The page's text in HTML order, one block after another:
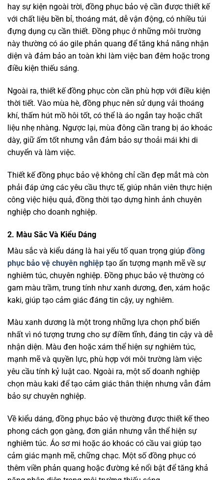
hay sự kiện ngoài trời, đồng phục bảo vệ cần được thiết kế
với chất liệu bền bỉ, thoáng mát, dễ vận động, có nhiều túi
đựng dụng cụ cần thiết. Đồng phục ở những môi trường
này thường có áo gile phản quang để tăng khả năng nhận
diện và đảm bảo an toàn khi làm việc ban đêm hoặc trong
điều kiện thiếu sáng.
Ngoài ra, thiết kế đồng phục còn cần phù hợp với điều kiện
thời tiết. Vào mùa hè, đồng phục nên sử dụng vải thoáng
khí, thấm hút mồ hôi tốt, có thể là áo ngắn tay hoặc chất
liệu nhẹ nhàng. Ngược lại, mùa đông cần trang bị áo khoác
dày, giữ ấm tốt nhưng vẫn đảm bảo sự thoải mái khi di
chuyển và làm việc.
Thiết kế đồng phục bảo vệ không chỉ cần đẹp mắt mà còn
phải đáp ứng các yêu cầu thực tế, giúp nhân viên thực hiện
công việc hiệu quả, đồng thời tạo dựng hình ảnh chuyên
nghiệp cho doanh nghiệp.
2. Màu Sắc Và Kiểu Dáng
Màu sắc và kiểu dáng là hai yếu tố quan trọng giúp đồng
phục bảo vệ chuyên nghiệp tạo ấn tượng mạnh mẽ về sự
nghiêm túc, chuyên nghiệp. Đồng phục bảo vệ thường có
gam màu trầm, trung tính như xanh dương, đen, xám hoặc
kaki, giúp tạo cảm giác đáng tin cậy, uy nghiêm.
Màu xanh dương là một trong những lựa chọn phổ biến
nhất vì nó tượng trưng cho sự điềm tĩnh, đáng tin cậy và dễ
nhận diện. Màu đen hoặc xám thể hiện sự nghiêm túc,
mạnh mẽ và quyền lực, phù hợp với môi trường làm việc
yêu cầu tính kỷ luật cao. Ngoài ra, một số doanh nghiệp
chọn màu kaki để tạo cảm giác thân thiện nhưng vẫn đảm
bảo sự chuyên nghiệp.
Về kiểu dáng, đồng phục bảo vệ thường được thiết kế theo
phong cách gọn gàng, đơn giản nhưng vẫn thể hiện sự
nghiêm túc. Áo sơ mi hoặc áo khoác có cầu vai giúp tạo
cảm giác mạnh mẽ, chững chạc. Một số đồng phục có
thêm viền phản quang hoặc đường kẻ nổi bật để tăng khả